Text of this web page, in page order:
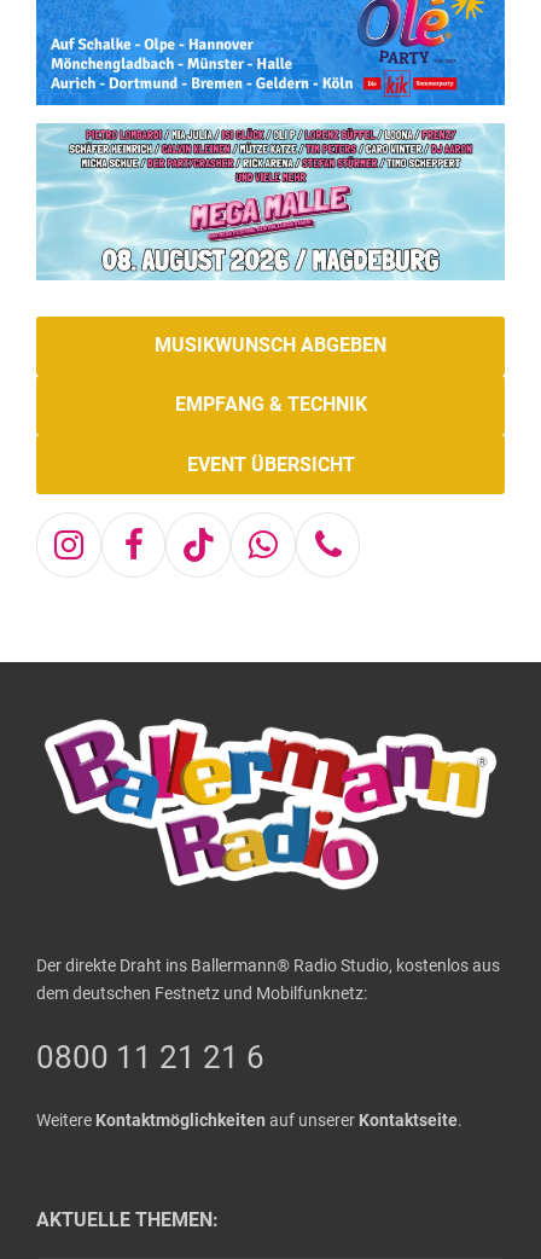
MUSIKWUNSCH ABGEBEN
EMPFANG & TECHNIK
EVENT ÜBERSICHT
Instagram
Facebook
TiktokWhatsapp
Telefon
Der direkte Draht ins Ballermann® Radio Studio, kostenlos aus
dem deutschen Festnetz und Mobilfunknetz:
0800 11 21 21 6
Weitere Kontaktmöglichkeiten auf unserer Kontaktseite.
AKTUELLE THEMEN: